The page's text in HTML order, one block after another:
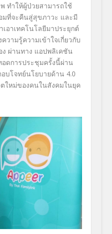
ทำให้ผู้ป่วยสามารถใช้
มที่จะคืนสู่สุขภาวะ และมี
เอาเทคโนโลยีมาประยุกต์
วามรู้ความเข้าใจเกี่ยวกับ
ผ่านทาง แอปพลิเคชัน
ดการประชุมครั้งนี้ผ่าน
บโจทย์นโยบายด้าน 4.0
ใหม่ของคนในสังคมในยุค